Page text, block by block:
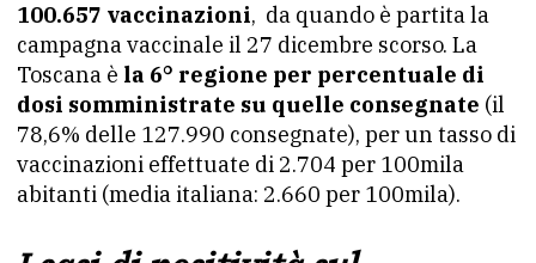
100.657 vaccinazioni, da quando è partita la
campagna vaccinale il 27 dicembre scorso. La
Toscana è la 6° regione per percentuale di
dosi somministrate su quelle consegnate (il
78,6% delle 127.990 consegnate), per un tasso di
vaccinazioni effettuate di 2.704 per 100mila
abitanti (media italiana: 2.660 per 100mila).